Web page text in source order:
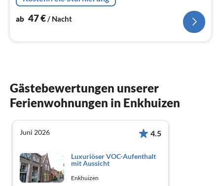
ab 47€ / Nacht
Gästebewertungen unserer
Ferienwohnungen in Enkhuizen
Juni 2026 4.5
Luxuriöser VOC-Aufenthalt
mit Aussicht
Enkhuizen